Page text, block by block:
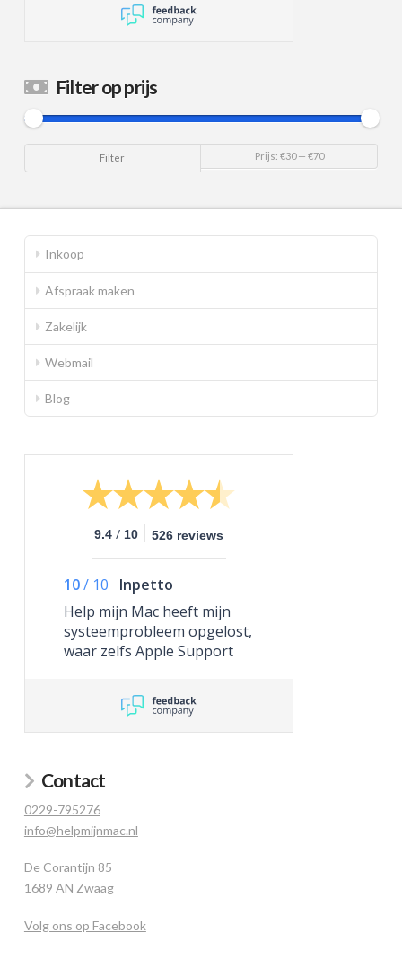
Filter op prijs
prijs
prijs
Filter Prijs: €30— €70
Inkoop
Afspraak maken
Zakelijk
Webmail
Blog
9.4 / 10 526 reviews
10/ 10
Inpetto
Help mijn Mac heeft mijn
systeemprobleem opgelost,
waar zelfs Apple Support
Contact
0229-795276
info@helpmijnmac.nl
De Corantijn 85
1689 AN Zwaag
Volg ons op Facebook